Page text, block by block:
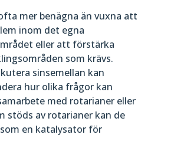
mer benägna än vuxna att
inom det egna
eller att förstärka
som krävs.
sinsemellan kan
hur olika frågor kan
med rotarianer eller
stöds av rotarianer kan de
en katalysator för